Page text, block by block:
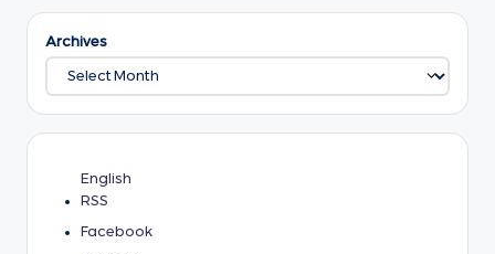
Archives
English
RSS
Facebook